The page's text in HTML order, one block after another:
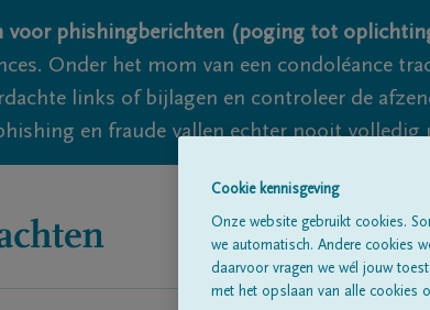
voor phishingberichten (poging tot
Onder het mom van een condoléance
links of bijlagen en controleer de
en fraude vallen echter nooit
Cookie kennisgeving
Onze website gebruikt cookies.
we automatisch. Andere cookies
daarvoor vragen we wél jouw
met het opslaan van alle cookies